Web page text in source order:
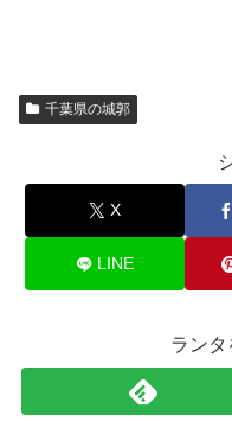
千葉県の城郭
X
LINE
ランタ